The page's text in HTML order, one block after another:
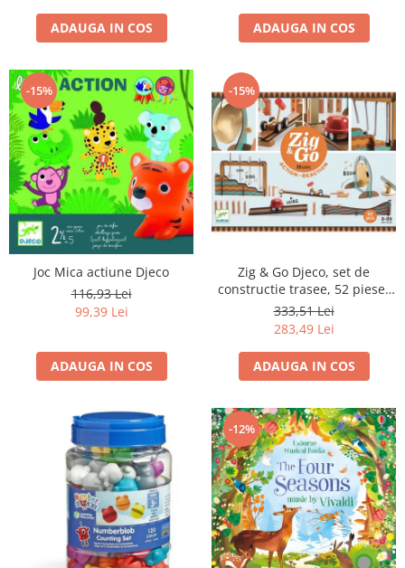
ADAUGA IN COS ADAUGA IN COS
-15%
Joc Mica actiune Djeco
116,93 Lei
99,39 Lei
ADAUGA IN COS
-15%
Zig & Go Djeco, set de
constructie trasee, 52 piese-
Muzica
333,51 Lei
283,49 Lei
ADAUGA IN COS
-12%